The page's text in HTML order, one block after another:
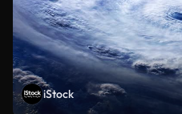
iStock